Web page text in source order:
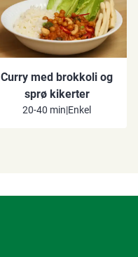
Curry med brokkoli og
sprø kikerter
20-40 min|Enkel